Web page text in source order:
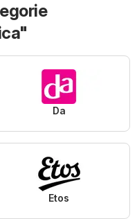
Da
Etos